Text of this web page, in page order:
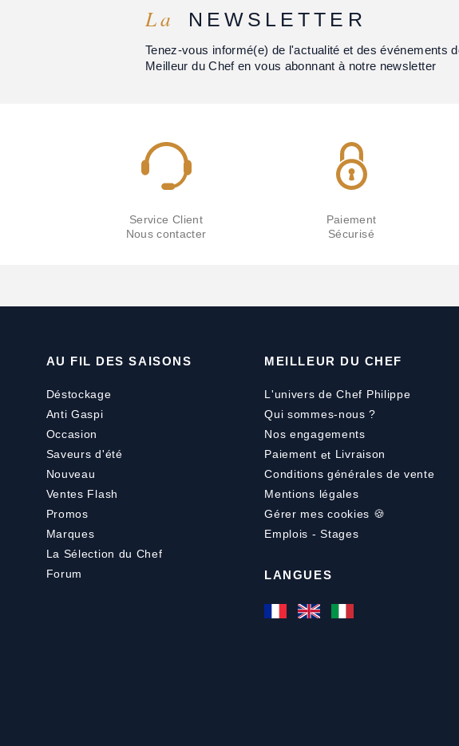
La NEWSLETTER
Tenez-vous informé(e) de l'actualité et des événements
Meilleur du Chef en vous abonnant à notre newsletter
Service Client
Nous contacter
Paiement
Sécurisé
AU FIL DES SAISONS
Déstockage
Anti Gaspi
Occasion
Saveurs d'été
Nouveau
Ventes Flash
Promos
Marques
La Sélection du Chef
Forum
MEILLEUR DU CHEF
L'univers de Chef Philippe
Qui sommes-nous ?
Nos engagements
Paiement et Livraison
Conditions générales de vente
Mentions légales
Gérer mes cookies 🍪
Emplois - Stages
LANGUES